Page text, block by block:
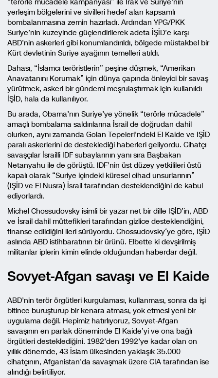
“terörle mücadele kampanyası” ile Irak ve Suriye’nin
yerleşim bölgelerini ve sivilleri hedef alan kapsamlı
bombalanmasına zemin hazırladı. Ardından YPG/PKK
Suriye’nin kuzeyinde güçlendirilerek adeta İŞİD’e karşı
ABD’nin askerleri gibi konumlandırıldı, bölgede müstakbel bir
Kürt devletinin Suriye ayağının temelleri atıldı.
Dahası, “İslamcı teröristlerin” peşine düşmek, “Amerikan
Anavatanını Korumak” için dünya çapında önleyici bir savaş
yürütmek, askeri bir gündemi meşrulaştırmak için kullanıldı
İŞİD, hala da kullanılıyor.
Bu arada, Obama’nın Suriye’ye yönelik “terörle mücadele”
amaçlı bombalama saldırılarına İsrail de doğrudan dahil
olurken, aynı zamanda Golan Tepeleri’ndeki El Kaide ve IŞİD
paralı askerlerini de desteklediği haberleri geliyordu. Cihatçı
savaşçılar İsrailli IDF subaylarının yanı sıra Başbakan
Netanyahu ile de görüştü. IDF’nin üst düzey yetkilileri üstü
kapalı olarak “Suriye içindeki küresel cihad unsurlarının”
(IŞİD ve El Nusra) İsrail tarafından desteklendiğini de kabul
ediyorlardı.
Michel Chossudovsky isimli bir yazar net bir dille IŞİD’in, ABD
ve İsrail dahil müttefikleri tarafından gizlice desteklendiğini,
finanse edildiğini ileri sürüyordu. Chossudovsky‘ye göre, IŞİD
aslında ABD istihbaratının bir ürünü. Elbette ki devşirilmiş
militanlar iplerin kimin elinde olduğundan haberdar değil.
Sovyet-Afgan savaşı ve El Kaide
ABD’nin terör örgütleri kurgulaması, kullanması, sonra da işi
bitince buruşturup bir kenara atması, yok etmesi yeni bir
uygulama değil. Hepimiz hatırlıyoruz, Sovyet-Afgan
savaşının en parlak döneminde El Kaide’yi ve ona bağlı
örgütleri desteklediğini. 1982’den 1992’ye kadar olan on
yıllık dönemde, 43 İslam ülkesinden yaklaşık 35.000
cihatçının, Afganistan’da savaşmak üzere CIA tarafından ise
alındığı belirtiliyor.